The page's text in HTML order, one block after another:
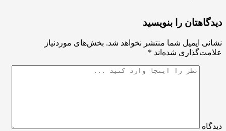
را بنویسید
ایمیل شما منتشر نخواهد شد. بخش‌های موردنیاز
شده‌اند*